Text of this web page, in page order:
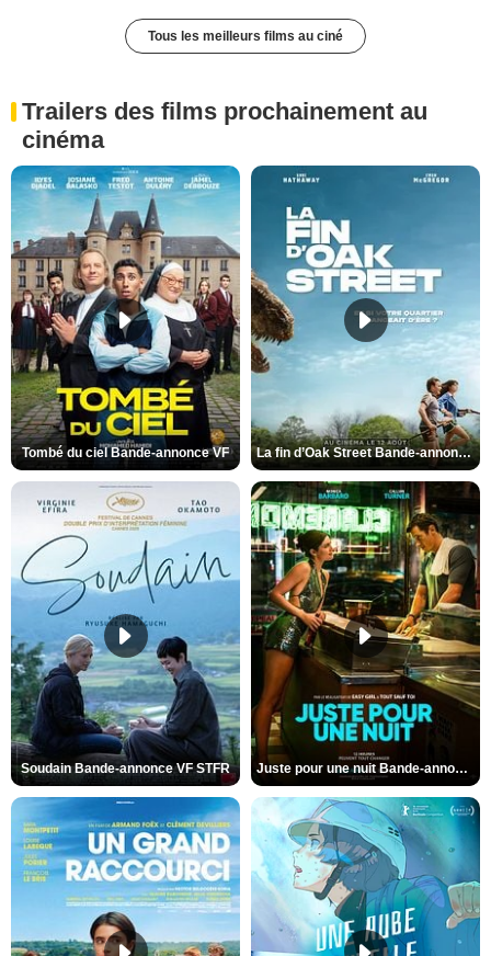
Tous les meilleurs films au ciné
Trailers des films prochainement au
cinéma
Tombé du ciel Bande-annonce VF La fin d’Oak Street Bande-annonce VO STFR
Soudain Bande-annonce VF STFR Juste pour une nuit Bande-annonce VO STFR